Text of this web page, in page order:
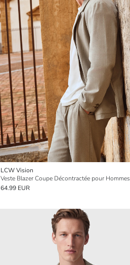
LCW Vision
Veste Blazer Coupe Décontractée pour Hommes
64.99 EUR